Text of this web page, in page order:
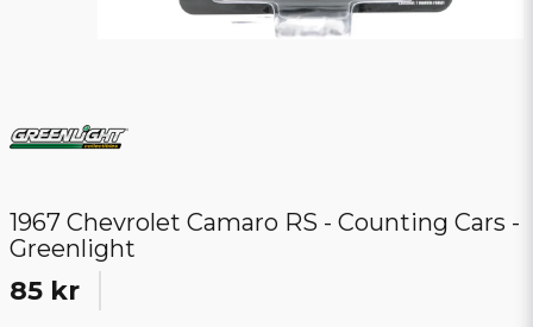
1967 Chevrolet Camaro RS - Counting Cars -
Greenlight
85 kr